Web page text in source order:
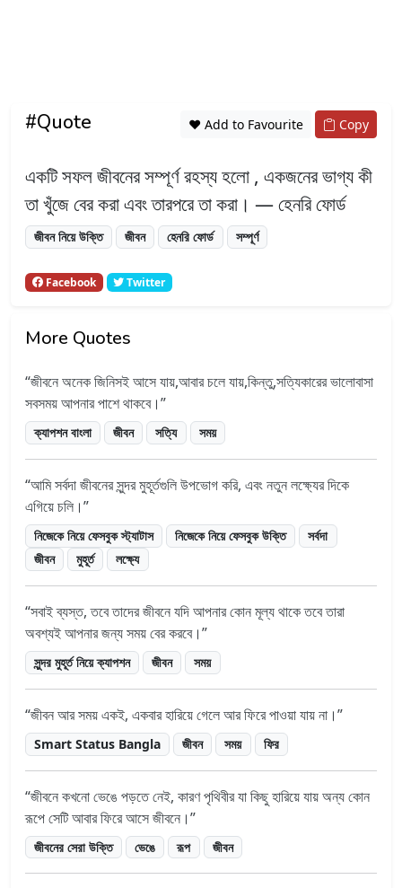
#Quote ❤️ Add to Favourite Copy
একটি সফল জীবনের সম্পূর্ণ রহস্য হলো , একজনের ভাগ্য কী
তা খুঁজে বের করা এবং তারপরে তা করা। — হেনরি ফোর্ড
জীবন নিয়ে উক্তি জীবন হেনরি ফোর্ড সম্পূর্ণ
Facebook Twitter
More Quotes
জীবনে অনেক জিনিসই আসে যায়,আবার চলে যায়,কিন্তু,সত্যিকারের ভালোবাসা
সবসময় আপনার পাশে থাকবে।
ক্যাপশন বাংলা জীবন সত্যি সময়
আমি সর্বদা জীবনের সুন্দর মুহূর্তগুলি উপভোগ করি, এবং নতুন লক্ষ্যের দিকে
এগিয়ে চলি।
নিজেকে নিয়ে ফেসবুক স্ট্যাটাস নিজেকে নিয়ে ফেসবুক উক্তি
সর্বদা
জীবন
মুহূর্ত লক্ষ্যে
সবাই ব্যস্ত, তবে তাদের জীবনে যদি আপনার কোন মূল্য থাকে তবে তারা
অবশ্যই আপনার জন্য সময় বের করবে।
সুন্দর মুহূর্ত নিয়ে ক্যাপশন জীবন সময়
জীবন আর সময় একই, একবার হারিয়ে গেলে আর ফিরে পাওয়া যায় না।
Smart Status Bangla জীবন সময় ফির
জীবনে কখনো ভেঙে পড়তে নেই, কারণ পৃথিবীর যা কিছু হারিয়ে যায় অন্য কোন
রূপে সেটি আবার ফিরে আসে জীবনে।
জীবনের সেরা উক্তি ভেঙে রূপ জীবন